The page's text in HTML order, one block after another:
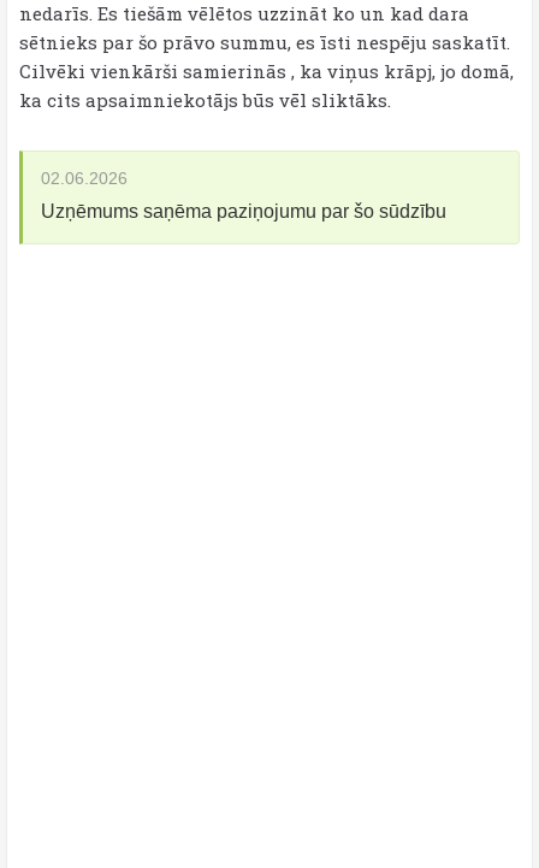
nedarīs. Es tiešām vēlētos uzzināt ko un kad dara
sētnieks par šo prāvo summu, es īsti nespēju saskatīt.
Cilvēki vienkārši samierinās , ka viņus krāpj, jo domā,
ka cits apsaimniekotājs būs vēl sliktāks.
02.06.2026
Uzņēmums saņēma paziņojumu par šo sūdzību